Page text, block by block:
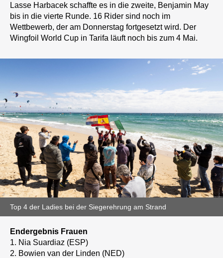
Lasse Harbacek schaffte es in die zweite, Benjamin May
bis in die vierte Runde. 16 Rider sind noch im
Wettbewerb, der am Donnerstag fortgesetzt wird. Der
Wingfoil World Cup in Tarifa läuft noch bis zum 4 Mai.
Top 4 der Ladies bei der Siegerehrung am Strand
Endergebnis Frauen
1. Nia Suardiaz (ESP)
2. Bowien van der Linden (NED)